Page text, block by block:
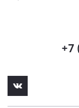
+7